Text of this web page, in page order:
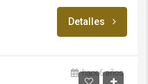
Detalles
hace6 años